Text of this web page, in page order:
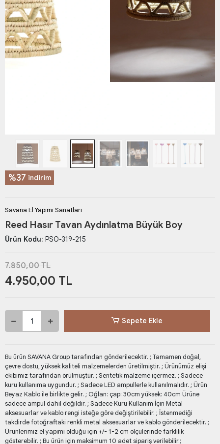
%37 indirim
Savana El Yapımı Sanatları
Reed Hasır Tavan Aydınlatma Büyük Boy
Ürün Kodu: PSO-319-215
7.850,00 TL
4.950,00 TL
Sepete Ekle
Bu ürün SAVANA Group tarafından gönderilecektir. ; Tamamen doğal,
çevre dostu, yüksek kaliteli malzemelerden üretilmiştir. ; Ürünümüz elişi
ekibimiz tarafından örülmüştür. ; Sentetik malzeme içermez. ; Sadece
kuru kullanıma uygundur. ; Sadece LED ampullerle kullanılmalıdır. ; Ürün
Beyaz Kablo ile birlikte gelir. ; Oğlan: çap: 30cm yüksek: 40cm Ürüne
sadece ampul dahil değildir. ; Sadece Kuru Kullanım İçin Metal
aksesuarlar ve kablo rengi isteğe göre değiştirilebilir. ; İstenmediği
takdirde fotoğraftaki renkli metal aksesuarlar ve kablo gönderilecektir. ;
Ürünlerimiz el yapımı olduğu için +/- 1-2 cm ölçülerinde farklılık
gösterebilir. ; Bu ürün için maksimum 10 adet sipariş verilebilir.;